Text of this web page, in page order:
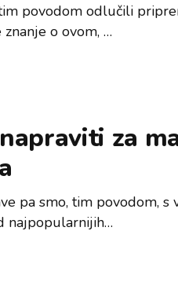
povodom odlučili
o ovom, …
za
pa smo, tim povodom, s
najpopularnijih…